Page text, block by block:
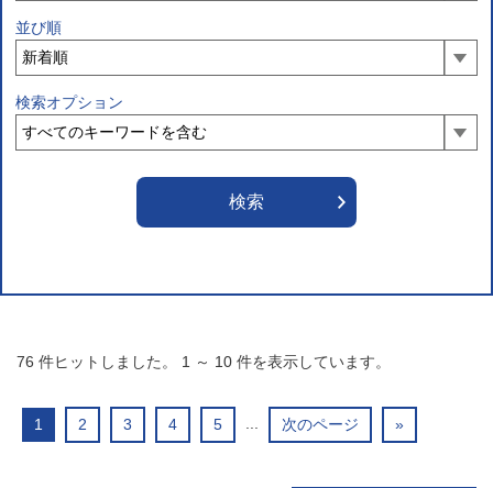
並び順
検索オプション
76 件ヒットしました。 1 ～ 10 件を表示しています。
1 2 3 4 5 ... 次のページ »